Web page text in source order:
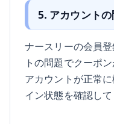
5. アカウントの
ナースリーの会員
トの問題でクーポ
アカウントが正常
イン状態を確認して